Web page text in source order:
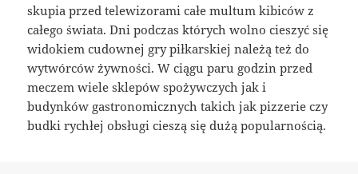
skupia przed telewizorami całe multum kibiców z
całego świata. Dni podczas których wolno cieszyć się
widokiem cudownej gry piłkarskiej należą też do
wytwórców żywności. W ciągu paru godzin przed
meczem wiele sklepów spożywczych jak i
budynków gastronomicznych takich jak pizzerie czy
budki rychłej obsługi cieszą się dużą popularnością.